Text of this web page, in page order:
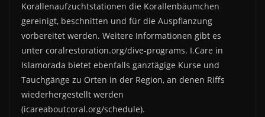
Korallenaufzuchtstationen die Korallenbäumchen
gereinigt, beschnitten und für die Auspflanzung
vorbereitet werden. Weitere Informationen gibt es
unter coralrestoration.org/dive-programs. I.Care in
Islamorada bietet ebenfalls ganztägige Kurse und
Tauchgänge zu Orten in der Region, an denen Riffs
wiederhergestellt werden
(icareaboutcoral.org/schedule).